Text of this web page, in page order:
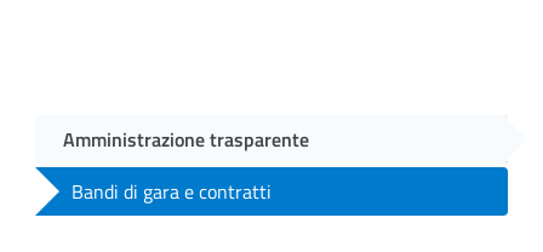
Amministrazione trasparente
Bandi di gara e contratti